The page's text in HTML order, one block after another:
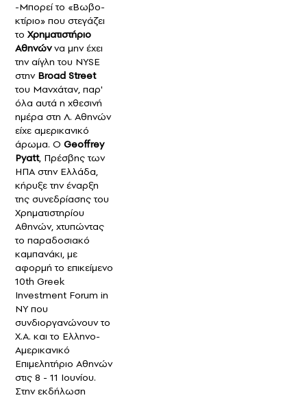
-Μπορεί το «Βωβο-
κτίριο» που στεγάζει
το Χρηματιστήριο
Αθηνώννα μην έχει
την αίγλη του NYSE
στην Broad Street
του Μανχάταν, παρ'
όλα αυτά η χθεσινή
ημέρα στη Λ. Αθηνών
είχε αμερικανικό
άρωμα. Ο Geoffrey
Pyatt, Πρέσβης των
ΗΠΑ στην Ελλάδα,
κήρυξε την έναρξη
της συνεδρίασης του
Χρηματιστηρίου
Αθηνών, χτυπώντας
το παραδοσιακό
καμπανάκι, με
αφορμή το επικείμενο
10th Greek
Investment Forum in
NY που
συνδιοργανώνουν το
Χ.Α. και το Ελληνο-
Αμερικανικό
Επιμελητήριο Αθηνών
στις 8 - 11 Ιουνίου.
Στην εκδήλωση